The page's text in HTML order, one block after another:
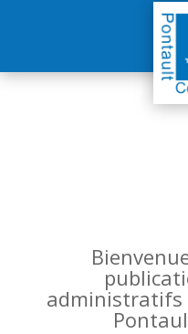
administratifs